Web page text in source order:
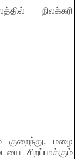
நிலக்கரி
மழை
சிறப்பாக்கும்